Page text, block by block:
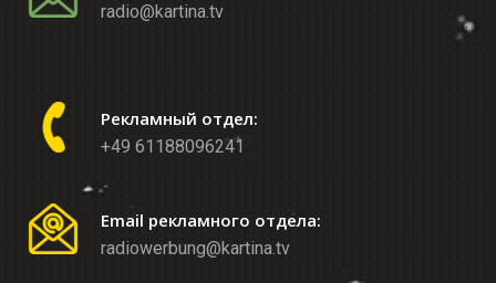
radio@kartina.tv
Рекламный отдел:
+49 61188096241
Email рекламного отдела:
radiowerbung@kartina.tv